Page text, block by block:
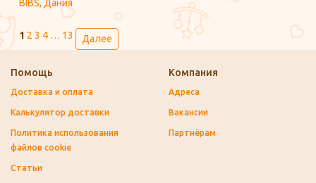
BIBS, Дания
1 2 3 4 … 13 Далее
Помощь
Доставка и оплата
Калькулятор доставки
Политика использования
файлов cookie
Статьи
Компания
Адреса
Вакансии
Партнёрам